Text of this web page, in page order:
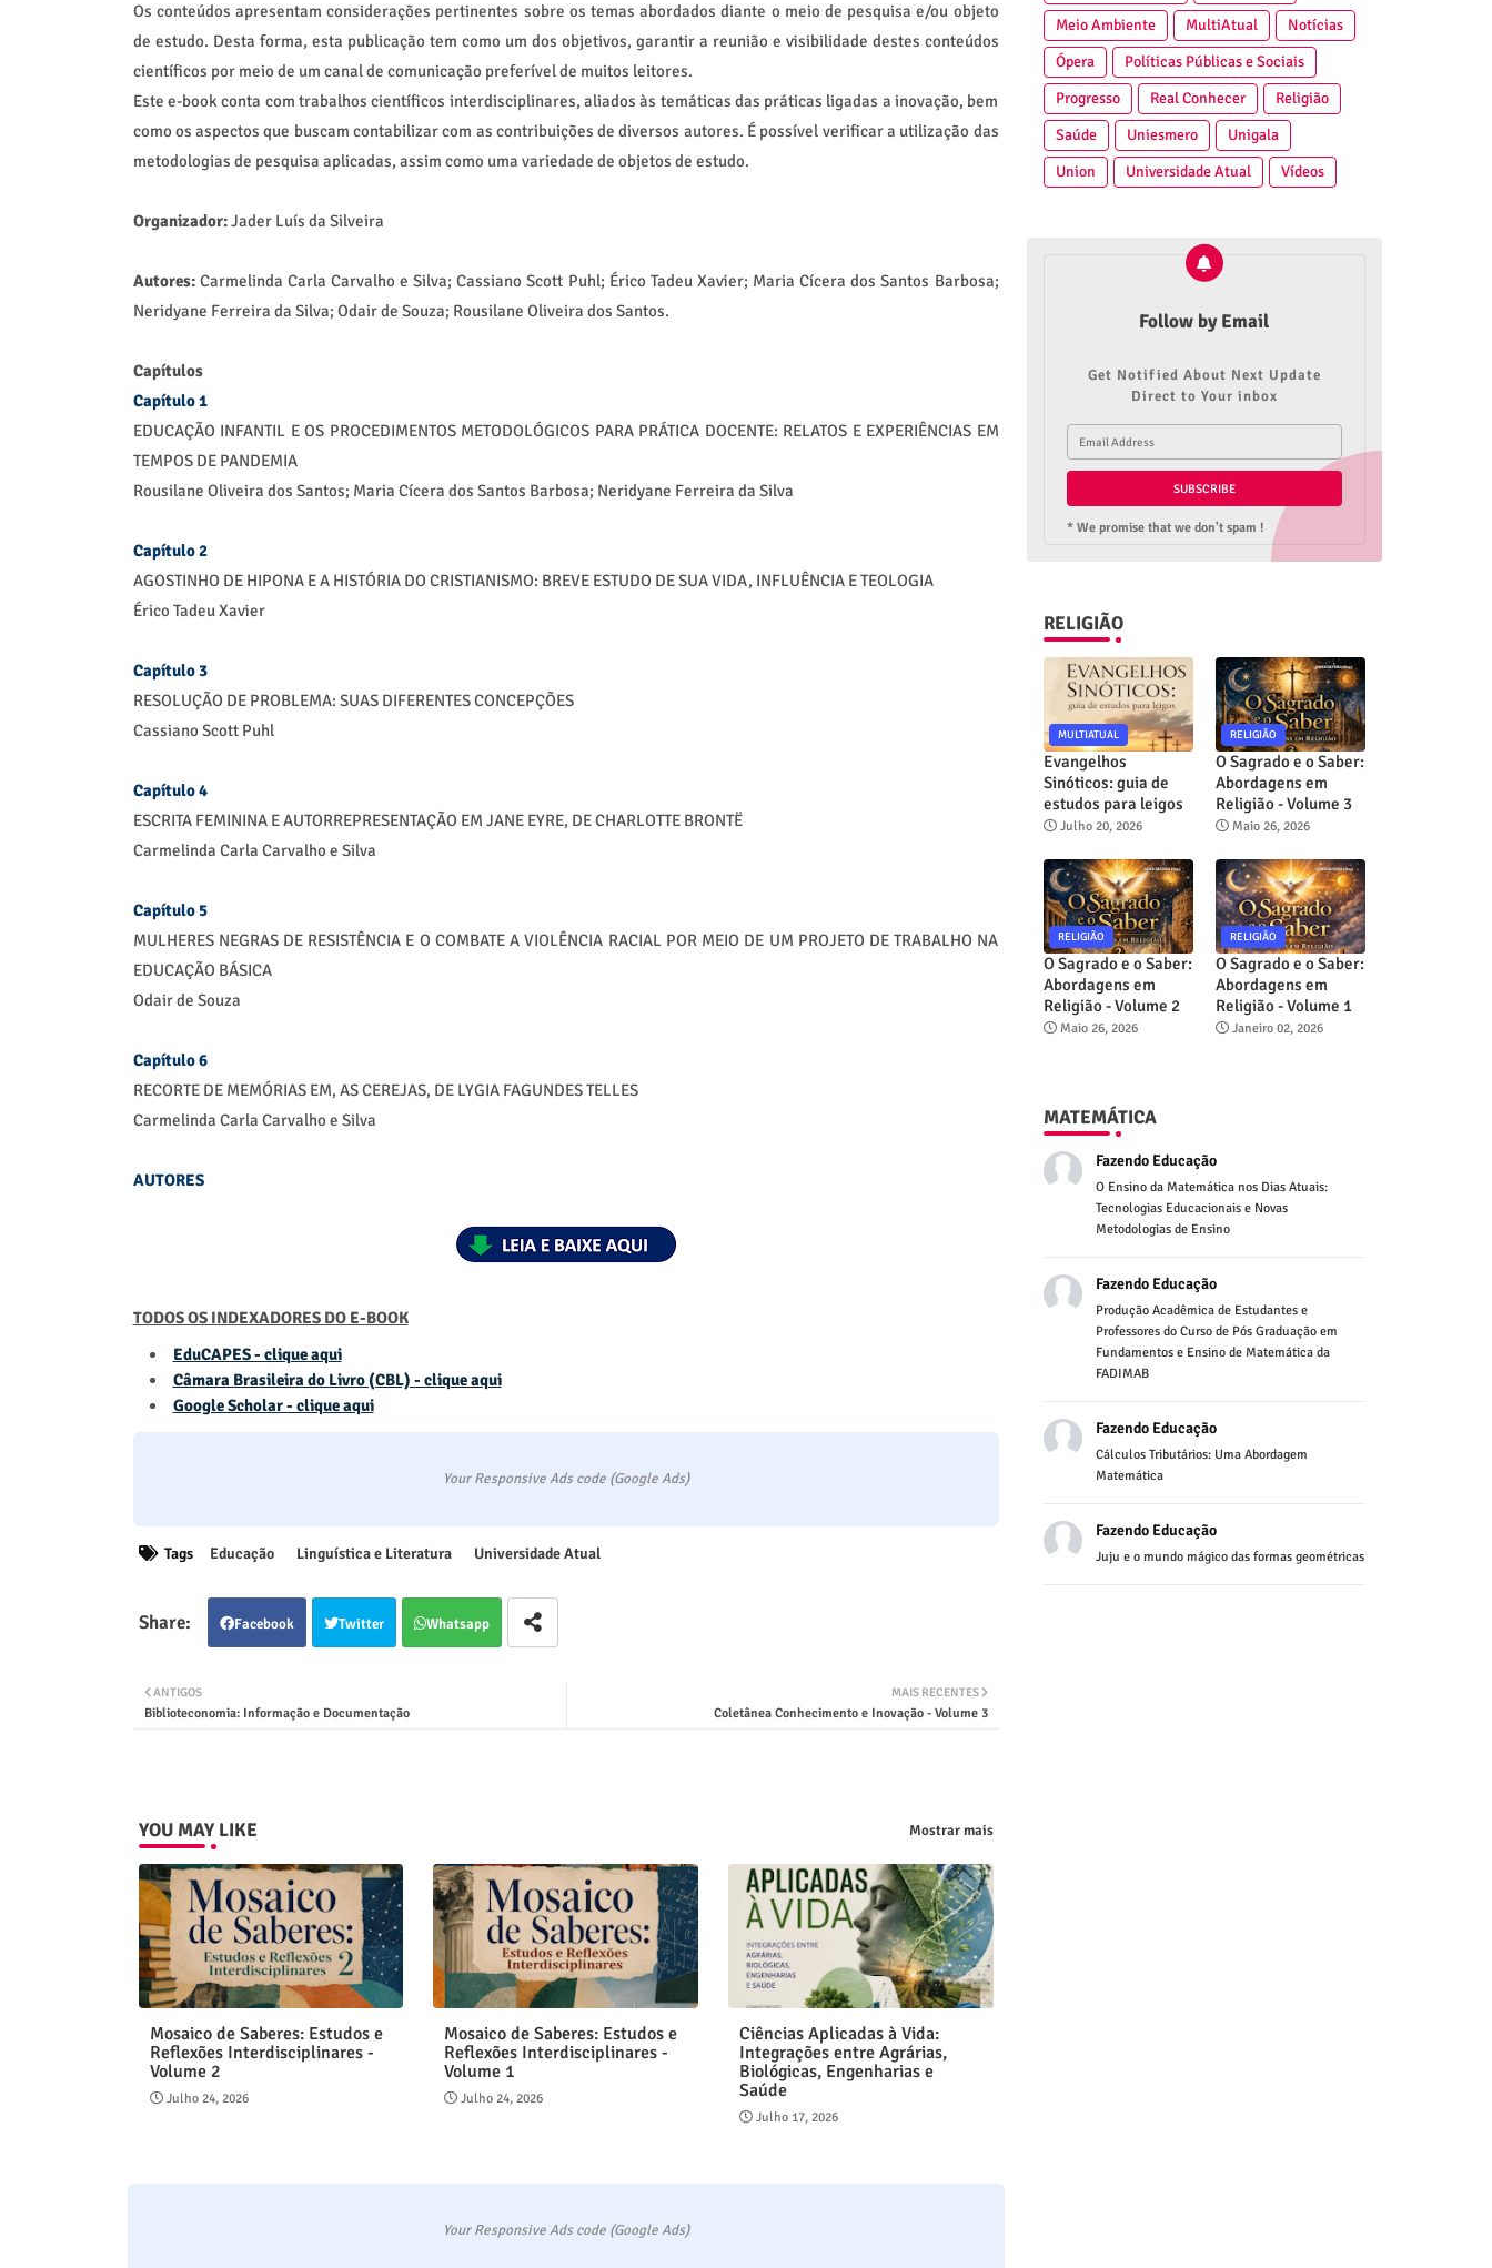
Os conteúdos apresentam considerações pertinentes sobre os temas abordados diante o meio de pesquisa e/ou objeto
de estudo. Desta forma, esta publicação tem como um dos objetivos, garantir a reunião e visibilidade destes conteúdos
científicos por meio de um canal de comunicação preferível de muitos leitores.
Este e-book conta com trabalhos científicos interdisciplinares, aliados às temáticas das práticas ligadas a inovação, bem
como os aspectos que buscam contabilizar com as contribuições de diversos autores. É possível verificar a utilização das
metodologias de pesquisa aplicadas, assim como uma variedade de objetos de estudo.
Organizador:Jader Luís da Silveira
Autores:Carmelinda Carla Carvalho e Silva; Cassiano Scott Puhl; Érico Tadeu Xavier; Maria Cícera dos Santos Barbosa;
Neridyane Ferreira da Silva; Odair de Souza; Rousilane Oliveira dos Santos.
Capítulos
Capítulo 1
EDUCAÇÃO INFANTIL E OS PROCEDIMENTOS METODOLÓGICOS PARA PRÁTICA DOCENTE: RELATOS E EXPERIÊNCIAS EM
TEMPOS DE PANDEMIA
Rousilane Oliveira dos Santos; Maria Cícera dos Santos Barbosa; Neridyane Ferreira da Silva
Capítulo 2
AGOSTINHO DE HIPONA E A HISTÓRIA DO CRISTIANISMO: BREVE ESTUDO DE SUA VIDA, INFLUÊNCIA E TEOLOGIA
Érico Tadeu Xavier
Capítulo 3
RESOLUÇÃO DE PROBLEMA: SUAS DIFERENTES CONCEPÇÕES
Cassiano Scott Puhl
Capítulo 4
ESCRITA FEMININA E AUTORREPRESENTAÇÃO EM JANE EYRE, DE CHARLOTTE BRONTË
Carmelinda Carla Carvalho e Silva
Capítulo 5
MULHERES NEGRAS DE RESISTÊNCIA E O COMBATE A VIOLÊNCIA RACIAL POR MEIO DE UM PROJETO DE TRABALHO NA
EDUCAÇÃO BÁSICA
Odair de Souza
Capítulo 6
RECORTE DE MEMÓRIAS EM, AS CEREJAS, DE LYGIA FAGUNDES TELLES
Carmelinda Carla Carvalho e Silva
AUTORES
TODOS OS INDEXADORES DO E-BOOK
EduCAPES - clique aqui
Câmara Brasileira do Livro (CBL) - clique aqui
Google Scholar - clique aqui
Your Responsive Ads code (Google Ads)
Tags Educação Linguística e Literatura Universidade Atual
Facebook Twitter Whatsapp
MAIS RECENTES
Coletânea Conhecimento e Inovação - Volume 3
ANTIGOS
Biblioteconomia: Informação e Documentação
YOU MAY LIKE Mostrar mais
Mosaico de Saberes: Estudos e
Reflexões Interdisciplinares -
Volume 2
Julho 24, 2026
Mosaico de Saberes: Estudos e
Reflexões Interdisciplinares -
Volume 1
Julho 24, 2026
Ciências Aplicadas à Vida:
Integrações entre Agrárias,
Biológicas, Engenharias e
Saúde
Julho 17, 2026
Your Responsive Ads code (Google Ads)
Meio Ambiente
MultiAtual
Notícias
Ópera
Políticas Públicas e Sociais
Progresso
Real Conhecer
Religião
Saúde
Uniesmero
Unigala
Union
Universidade Atual Vídeos
Follow by Email
Get Notified About Next Update
Direct to Your inbox
* We promise that we don't spam !
RELIGIÃO
MULTIATUAL
Evangelhos
Sinóticos: guia de
estudos para leigos
Julho 20, 2026
RELIGIÃO
O Sagrado e o Saber:
Abordagens em
Religião - Volume 3
Maio 26, 2026
RELIGIÃO
O Sagrado e o Saber:
Abordagens em
Religião - Volume 2
Maio 26, 2026
RELIGIÃO
O Sagrado e o Saber:
Abordagens em
Religião - Volume 1
Janeiro 02, 2026
MATEMÁTICA
Fazendo Educação
O Ensino da Matemática nos Dias Atuais:
Tecnologias Educacionais e Novas
Metodologias de Ensino
Fazendo Educação
Produção Acadêmica de Estudantes e
Professores do Curso de Pós Graduação em
Fundamentos e Ensino de Matemática da
FADIMAB
Fazendo Educação
Cálculos Tributários: Uma Abordagem
Matemática
Fazendo Educação
Juju e o mundo mágico das formas geométricas